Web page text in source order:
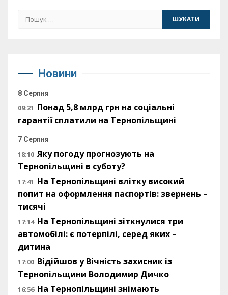
Пошук:
Новини
8 Серпня
09:21 Понад 5,8 млрд грн на соціальні
гарантії сплатили на Тернопільщині
7 Серпня
18:10 Яку погоду прогнозують на
Тернопільщині в суботу?
17:41 На Тернопільщині влітку високий
попит на оформлення паспортів: звернень –
тисячі
17:14 На Тернопільщині зіткнулися три
автомобілі: є потерпілі, серед яких –
дитина
17:00 Відійшов у Вічність захисник із
Тернопільщини Володимир Дичко
16:56 На Тернопільщині знімають